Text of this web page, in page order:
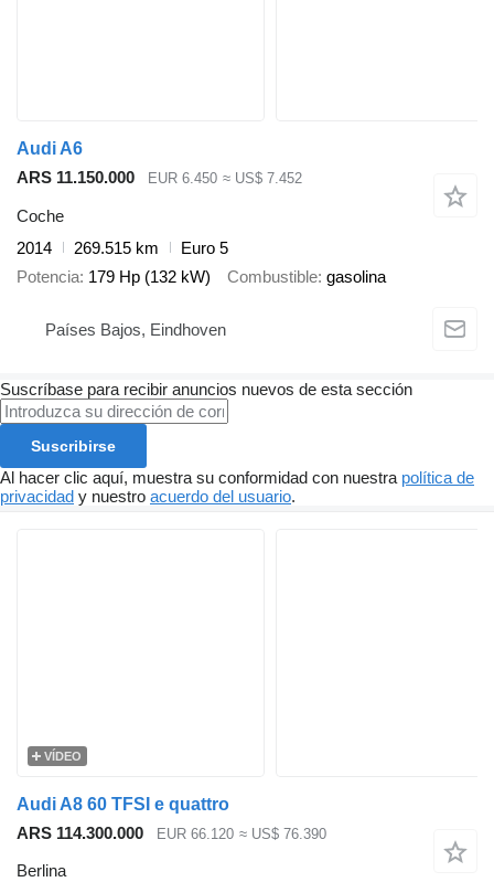
Audi A6
ARS 11.150.000
EUR 6.450 ≈ US$ 7.452
Coche
2014
269.515 km
Euro 5
Potencia 179 Hp (132 kW) Combustible gasolina
Países Bajos, Eindhoven
Suscríbase para recibir anuncios nuevos de esta sección
Suscribirse
Al hacer clic aquí, muestra su conformidad con nuestra política de
privacidad y nuestro acuerdo del usuario.
VÍDEO
Audi A8 60 TFSI e quattro
ARS 114.300.000
EUR 66.120 ≈ US$ 76.390
Berlina